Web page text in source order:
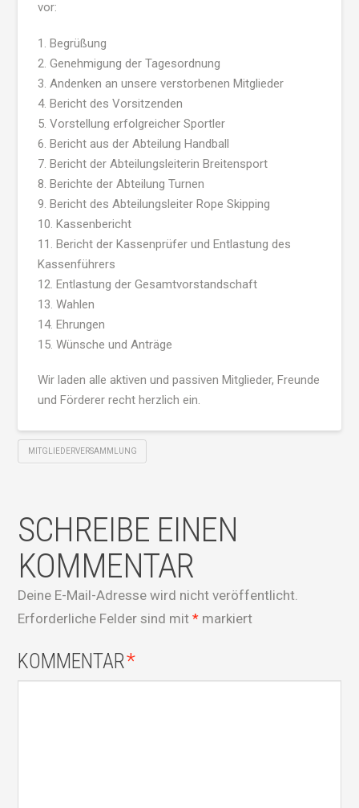
vor:
1. Begrüßung
2. Genehmigung der Tagesordnung
3. Andenken an unsere verstorbenen Mitglieder
4. Bericht des Vorsitzenden
5. Vorstellung erfolgreicher Sportler
6. Bericht aus der Abteilung Handball
7. Bericht der Abteilungsleiterin Breitensport
8. Berichte der Abteilung Turnen
9. Bericht des Abteilungsleiter Rope Skipping
10. Kassenbericht
11. Bericht der Kassenprüfer und Entlastung des
Kassenführers
12. Entlastung der Gesamtvorstandschaft
13. Wahlen
14. Ehrungen
15. Wünsche und Anträge
Wir laden alle aktiven und passiven Mitglieder, Freunde
und Förderer recht herzlich ein.
MITGLIEDERVERSAMMLUNG
SCHREIBE EINEN
KOMMENTAR
Deine E-Mail-Adresse wird nicht veröffentlicht.
Erforderliche Felder sind mit* markiert
KOMMENTAR*